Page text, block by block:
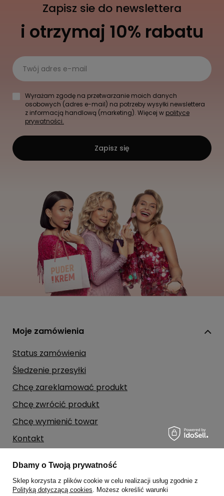
Zapisz sie do newslettera
i otrzymaj 10% rabatu
Twój adres e-mail
Wyrażam zgodę na przetwarzanie moich danych
osobowych (adres e-mail) na potrzeby wysyłki newslettera
z informacją handlową (marketing). Więcej w polityce
prywatności.
Zapisz się
Moje zamówienia
Status zamówienia
Śledzenie przesyłki
Chcę zareklamować produkt
Chcę zwrócić produkt
Chcę wymienić towar
Kontakt
Moje konto
Dbamy o Twoją prywatność
Sklep korzysta z plików cookie w celu realizacji usług zgodnie z
Polityką dotyczącą cookies. Możesz określić warunki